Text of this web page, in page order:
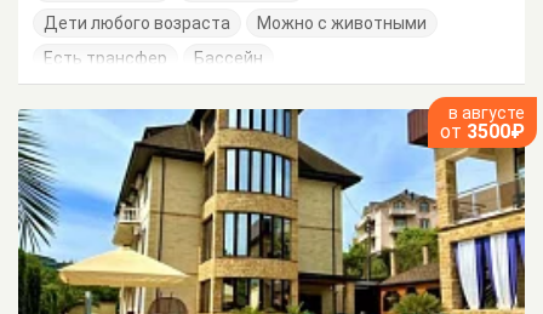
Дети любого возраста
Можно с животными
Есть трансфер
Бассейн
в августе
от 3500₽